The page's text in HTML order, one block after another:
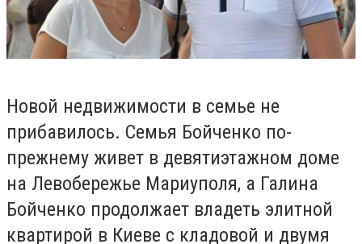
Новой недвижимости в семье не
прибавилось. Семья Бойченко по-
прежнему живет в девятиэтажном доме
на Левобережье Мариуполя, а Галина
Бойченко продолжает владеть элитной
квартирой в Киеве с кладовой и двумя